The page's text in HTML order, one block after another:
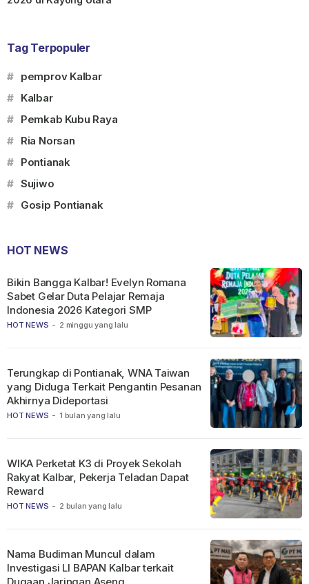
Tag Terpopuler
# pemprov Kalbar
# Kalbar
# Pemkab Kubu Raya
# Ria Norsan
# Pontianak
# Sujiwo
# Gosip Pontianak
HOT NEWS
HOT NEWS - 2 minggu yang lalu
Bikin Bangga Kalbar! Evelyn Romana
Sabet Gelar Duta Pelajar Remaja
Indonesia 2026 Kategori SMP
HOT NEWS - 1 bulan yang lalu
Terungkap di Pontianak, WNA Taiwan
yang Diduga Terkait Pengantin Pesanan
Akhirnya Dideportasi
HOT NEWS - 2 bulan yang lalu
WIKA Perketat K3 di Proyek Sekolah
Rakyat Kalbar, Pekerja Teladan Dapat
Reward
Nama Budiman Muncul dalam
Investigasi LI BAPAN Kalbar terkait
Dugaan Jaringan Aseng